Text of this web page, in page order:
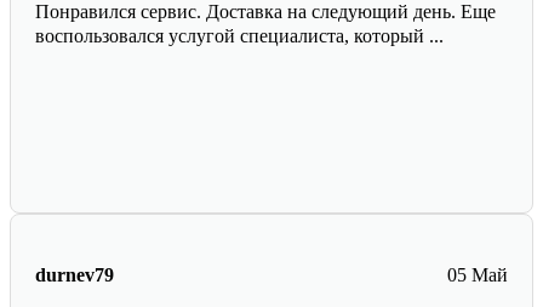
Понравился сервис. Доставка на следующий день. Еще
воспользовался услугой специалиста, который ...
05 Май
durnev79